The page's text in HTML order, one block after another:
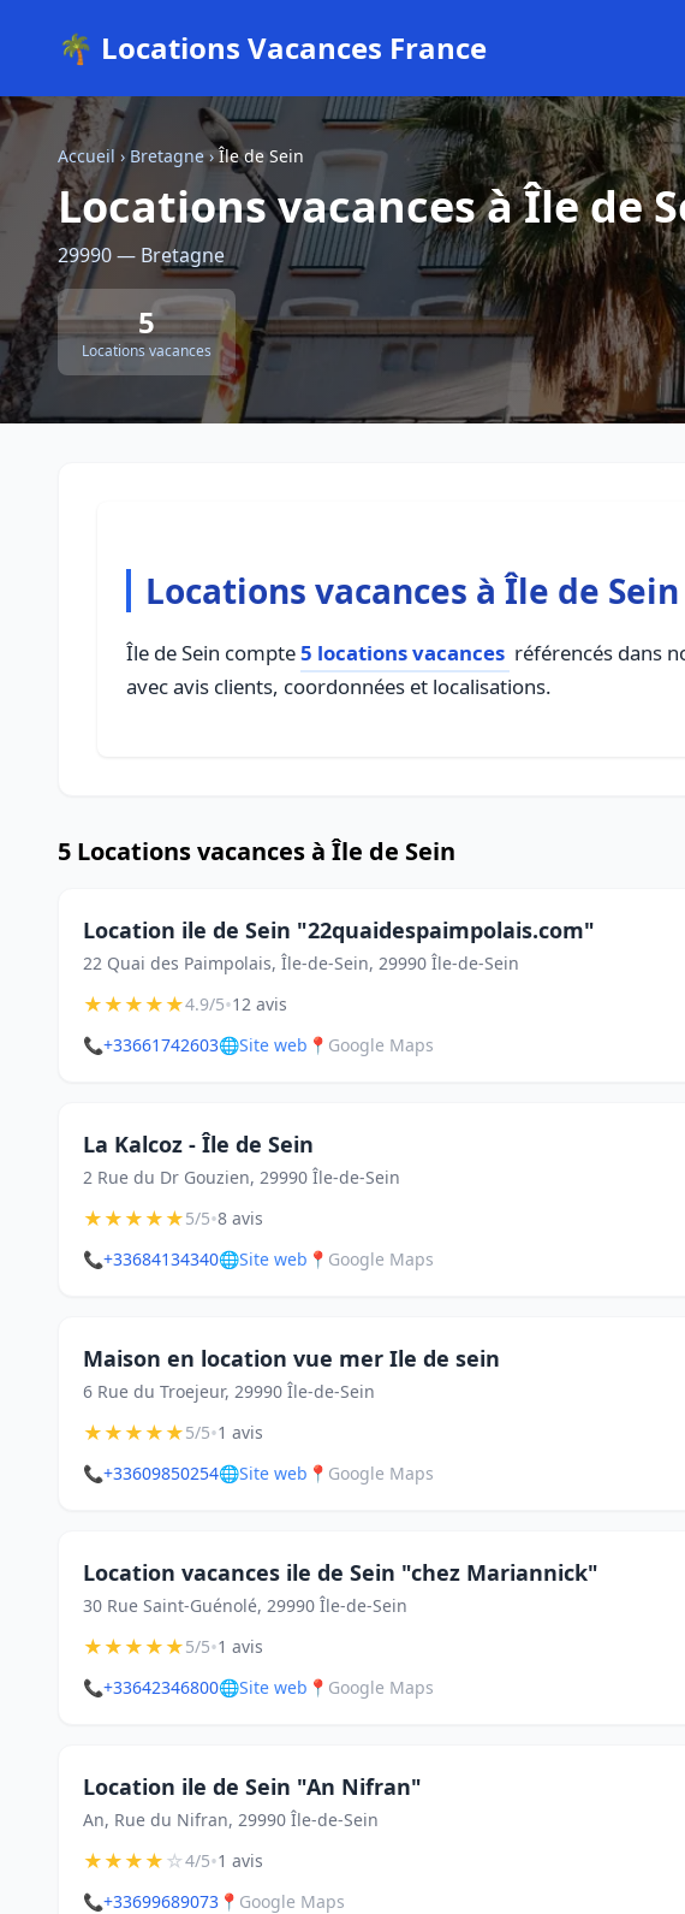
🌴 Locations Vacances France
Accueil › Bretagne›Île de Sein
Locations vacances à Île de
29990 — Bretagne
5
Locations vacances
Locations vacances à Île de Sein
Île de Sein compte5 locations vacances référencés dans
avec avis clients, coordonnées et localisations.
5 Locations vacances à Île de Sein
Location ile de Sein "22quaidespaimpolais.com"
22 Quai des Paimpolais, Île-de-Sein, 29990 Île-de-Sein
★★★★★4.9/5•12 avis
📞+33661742603🌐Site web 📍 Google Maps
La Kalcoz - Île de Sein
2 Rue du Dr Gouzien, 29990 Île-de-Sein
★★★★★5/5•8 avis
📞+33684134340🌐Site web 📍 Google Maps
Maison en location vue mer Ile de sein
6 Rue du Troejeur, 29990 Île-de-Sein
★★★★★5/5•1 avis
📞+33609850254🌐Site web 📍 Google Maps
Location vacances ile de Sein "chez Mariannick"
30 Rue Saint-Guénolé, 29990 Île-de-Sein
★★★★★5/5•1 avis
📞+33642346800🌐Site web 📍 Google Maps
Location ile de Sein "An Nifran"
An, Rue du Nifran, 29990 Île-de-Sein
★★★★☆4/5•1 avis
📞+33699689073 📍 Google Maps